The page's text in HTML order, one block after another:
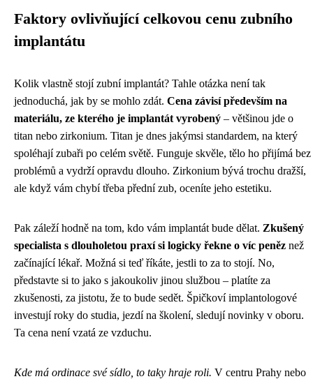
Faktory ovlivňující celkovou cenu zubního
implantátu
Kolik vlastně stojí zubní implantát? Tahle otázka není tak
jednoduchá, jak by se mohlo zdát. Cena závisí především na
materiálu, ze kterého je implantát vyrobený – většinou jde o
titan nebo zirkonium. Titan je dnes jakýmsi standardem, na který
spoléhají zubaři po celém světě. Funguje skvěle, tělo ho přijímá bez
problémů a vydrží opravdu dlouho. Zirkonium bývá trochu dražší,
ale když vám chybí třeba přední zub, oceníte jeho estetiku.
Pak záleží hodně na tom, kdo vám implantát bude dělat. Zkušený
specialista s dlouholetou praxí si logicky řekne o víc peněz než
začínající lékař. Možná si teď říkáte, jestli to za to stojí. No,
představte si to jako s jakoukoliv jinou službou – platíte za
zkušenosti, za jistotu, že to bude sedět. Špičkoví implantologové
investují roky do studia, jezdí na školení, sledují novinky v oboru.
Ta cena není vzatá ze vzduchu.
Kde má ordinace své sídlo, to taky hraje roli. V centru Prahy nebo